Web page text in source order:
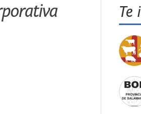
Te